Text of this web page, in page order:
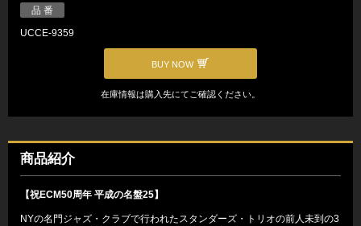
品 番
UCCE-9359
BUY NOW
在庫情報は購入先にてご確認ください。
商品紹介
【祝ECM50周年 平成の名盤25】
NYの名門ジャズ・クラブで行われたスタンダーズ・トリオの前人未到の3